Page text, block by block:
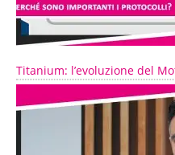
Titanium: l’evoluzione del